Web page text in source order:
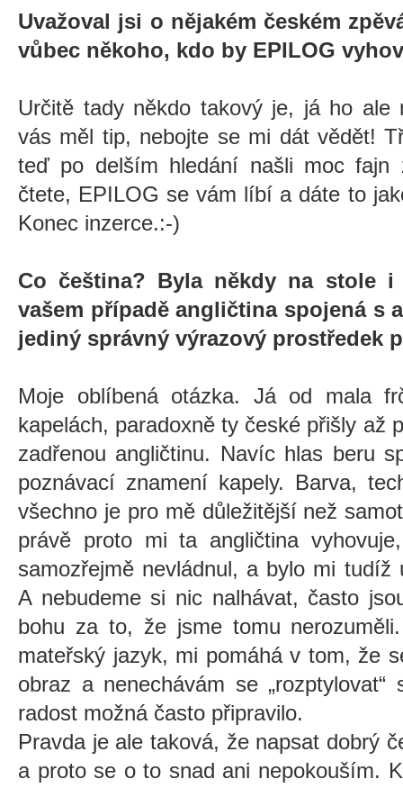
Uvažoval jsi o nějakém českém
vůbec někoho, kdo by EPILOG
Určitě tady někdo takový je, já ho ale
vás měl tip, nebojte se mi dát vědět!
teď po delším hledání našli moc fajn
čtete, EPILOG se vám líbí a dáte to
Konec inzerce.:-)
Co čeština? Byla někdy na stole i
vašem případě angličtina spojená s
jediný správný výrazový prostředek
Moje oblíbená otázka. Já od mala
kapelách, paradoxně ty české přišly až
zadřenou angličtinu. Navíc hlas beru
poznávací znamení kapely. Barva,
všechno je pro mě důležitější než
právě proto mi ta angličtina
samozřejmě nevládnul, a bylo mi
A nebudeme si nic nalhávat, často
bohu za to, že jsme tomu
mateřský jazyk, mi pomáhá v tom, že
obraz a nenechávám se
radost možná často připravilo.
Pravda je ale taková, že napsat dobrý
a proto se o to snad ani nepokouším.